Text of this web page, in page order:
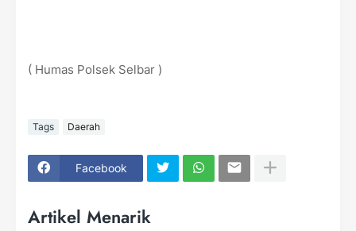
( Humas Polsek Selbar )
Tags Daerah
Facebook
Artikel Menarik